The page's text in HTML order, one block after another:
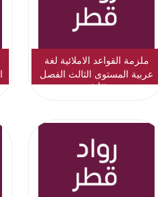
ملزمة القواعد الاملائية لغة
عربية المستوى الثالث الفصل